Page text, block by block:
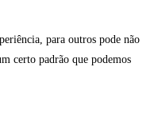
para outros pode não
certo padrão que podemos